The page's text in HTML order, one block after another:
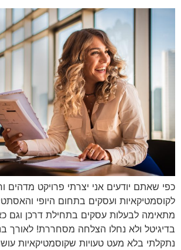
כפי שאתם יודעים אני יצרתי פרויקט מדהים
לקוסמטיקאיות ועסקים בתחום היופי
מתאימה לבעלות עסקים בתחילת דרכן וגם
בדיגיטל ולא נחלו הצלחה מסחררת! לאורך
נתקלתי בלא מעט טעויות שקוסמטיקאיות